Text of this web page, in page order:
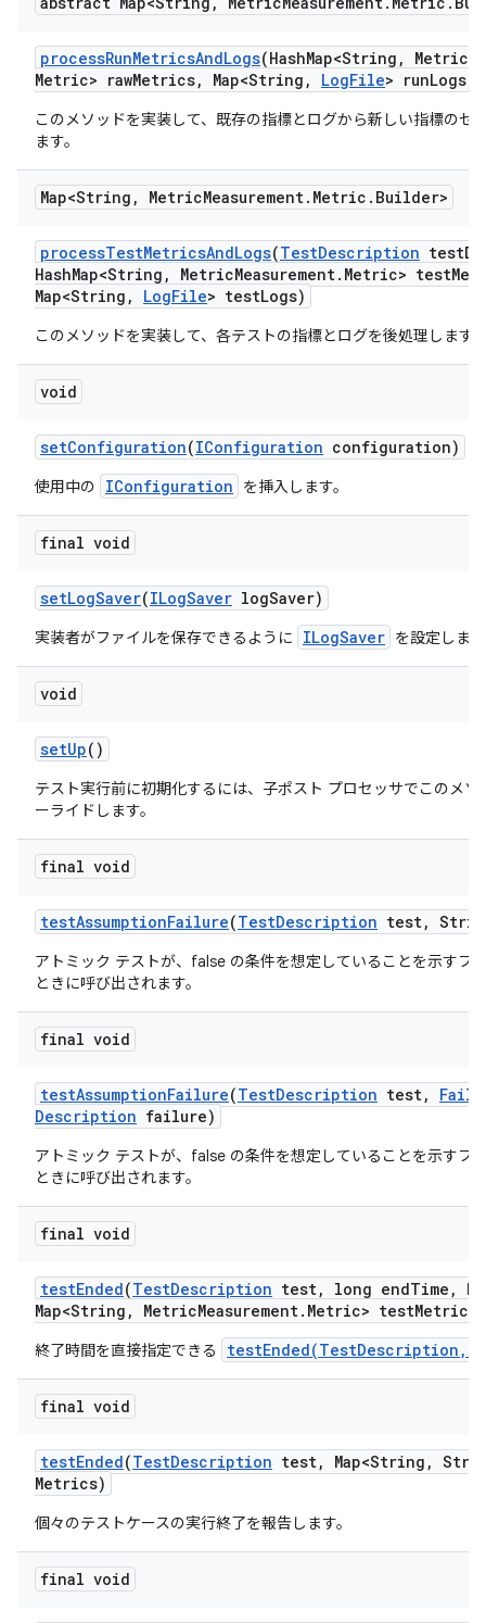
processRunMetricsAndLogs(HashMap<String , Metric
Metric> rawMetrics, Map<String , LogFile> runLogs)
このメソッドを実装して、既存の指標とログから新しい指標のセ
ます。
Map<String , MetricMeasurement. Metric . Builder>
processTestMetricsAndLogs(TestDescription test
HashMap<String , MetricMeasurement. Metric> test
Map<String , LogFile> testLogs)
このメソッドを実装して、各テストの指標とログを後処理します
void
setConfiguration(IConfiguration configuration)
使用中の IConfiguration を挿入します。
final void
setLogSaver(ILogSaver logSaver)
実装者がファイルを保存できるように ILogSaver を設定しま
void
setUp()
テスト実行前に初期化するには、子ポスト プロセッサでこのメソ
ーライドします。
final void
testAssumptionFailure(TestDescription test,
アトミック テストが、false の条件を想定していることを示すフ
ときに呼び出されます。
final void
testAssumptionFailure(TestDescription test,
Description failure)
アトミック テストが、false の条件を想定していることを示すフ
ときに呼び出されます。
final void
testEnded(TestDescription test, long endTime ,
Map<String , MetricMeasurement. Metric> testMetrics)
終了時間を直接指定できる
final void
testEnded(TestDescription test, Map<String ,
Metrics)
個々のテストケースの実行終了を報告します。
final void